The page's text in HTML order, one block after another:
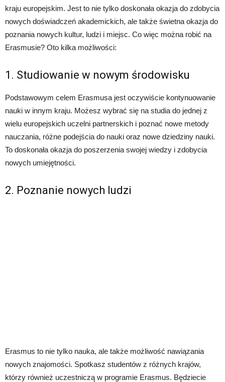
kraju europejskim. Jest to nie tylko doskonała okazja do zdobycia
nowych doświadczeń akademickich, ale także świetna okazja do
poznania nowych kultur, ludzi i miejsc. Co więc można robić na
Erasmusie? Oto kilka możliwości:
1. Studiowanie w nowym środowisku
Podstawowym celem Erasmusa jest oczywiście kontynuowanie
nauki w innym kraju. Możesz wybrać się na studia do jednej z
wielu europejskich uczelni partnerskich i poznać nowe metody
nauczania, różne podejścia do nauki oraz nowe dziedziny nauki.
To doskonała okazja do poszerzenia swojej wiedzy i zdobycia
nowych umiejętności.
2. Poznanie nowych ludzi
Erasmus to nie tylko nauka, ale także możliwość nawiązania
nowych znajomości. Spotkasz studentów z różnych krajów,
którzy również uczestniczą w programie Erasmus. Będziecie